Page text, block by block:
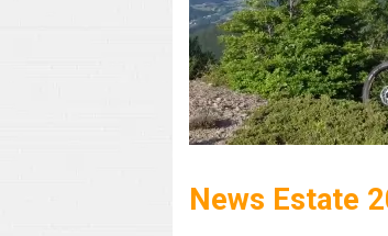
News Estate